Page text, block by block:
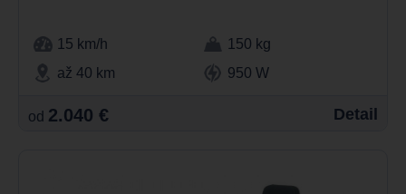
15 km/h
150 kg
až 40 km
950 W
od 2.040 € Detail